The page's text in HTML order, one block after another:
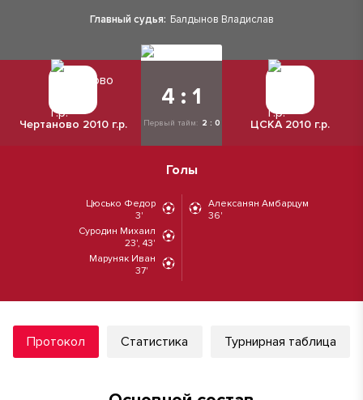
Главный судья: Балдынов Владислав
Чертаново 2010 г.р.
4 : 1
Первый тайм: 2 : 0 ЦСКА 2010 г.р.
Голы
Цюсько Федор
3'
Суродин Михаил
23', 43'
Маруняк Иван
37'
Алексанян Амбарцум
36'
Протокол Статистика Турнирная таблица